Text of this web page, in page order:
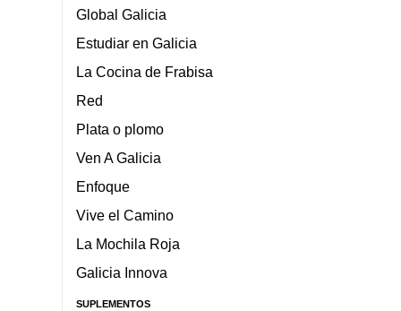
Global Galicia
Estudiar en Galicia
La Cocina de Frabisa
Red
Plata o plomo
Ven A Galicia
Enfoque
Vive el Camino
La Mochila Roja
Galicia Innova
SUPLEMENTOS